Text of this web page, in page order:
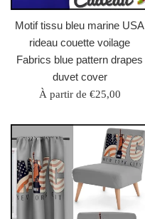
Motif tissu bleu marine USA
rideau couette voilage
Fabrics blue pattern drapes
duvet cover
À partir de €25,00